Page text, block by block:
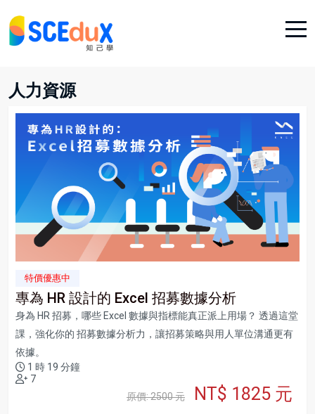
人力資源
特價優惠中
專為 HR 設計的 Excel 招募數據分析
身為 HR 招募，哪些 Excel 數據與指標能真正派上用場？ 透過這堂
課，強化你的 招募數據分析力，讓招募策略與用人單位溝通更有
依據。
1 時 19 分鐘
7
原價: 2500 元
NT$ 1825 元